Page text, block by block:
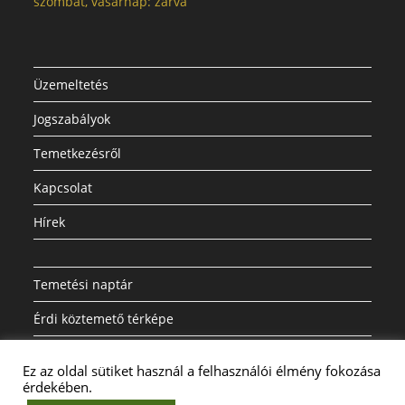
Üzemeltetés
Jogszabályok
Temetkezésről
Kapcsolat
Hírek
Temetési naptár
Érdi köztemető térképe
Ez az oldal sütiket használ a felhasználói élmény fokozása
érdekében.
A weboldalon a minőségi felhasználói élmény érdekében sütiket
használunk.